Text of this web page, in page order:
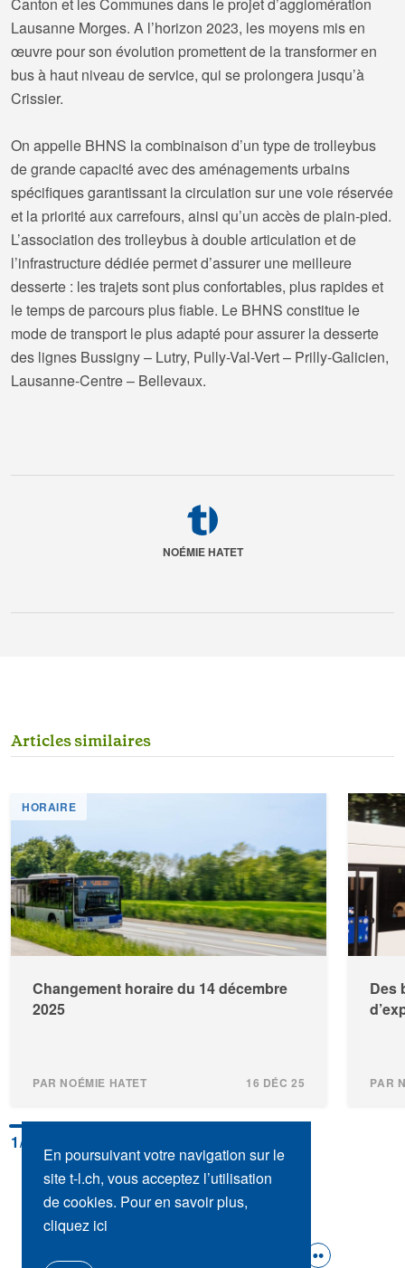
Lausanne Morges. A l’horizon 2023, les moyens mis en
œuvre pour son évolution promettent de la transformer en
bus à haut niveau de service, qui se prolongera jusqu’à
Crissier.
On appelle BHNS la combinaison d’un type de trolleybus
de grande capacité avec des aménagements urbains
spécifiques garantissant la circulation sur une voie réservée
et la priorité aux carrefours, ainsi qu’un accès de plain-pied.
L’association des trolleybus à double articulation et de
l’infrastructure dédiée permet d’assurer une meilleure
desserte : les trajets sont plus confortables, plus rapides et
le temps de parcours plus fiable. Le BHNS constitue le
mode de transport le plus adapté pour assurer la desserte
des lignes Bussigny – Lutry, Pully-Val-Vert – Prilly-Galicien,
Lausanne-Centre – Bellevaux.
NOÉMIE HATET
Articlessimilaires
HORAIRE
Changement horaire du 14 décembre
2025
PAR NOÉMIE HATET 16 DÉC 25
Des
PAR
1 /4
En poursuivant votre navigation sur le
site t-l.ch, vous acceptez l’utilisation
de cookies. Pour en savoir plus,
cliquez ici